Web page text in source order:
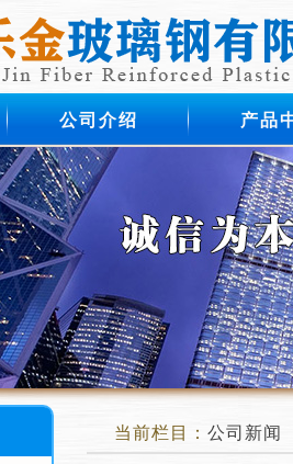
公司介绍 产品
当前栏目： 公司新闻